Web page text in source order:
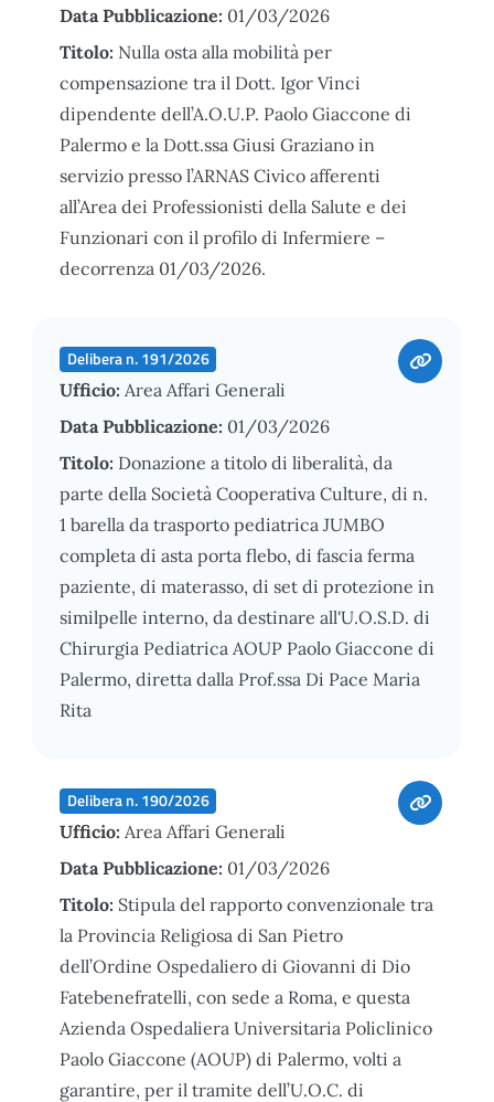
Data Pubblicazione: 01/03/2026
Titolo: Nulla osta alla mobilità per
compensazione tra il Dott. Igor Vinci
dipendente dell’A.O.U.P. Paolo Giaccone di
Palermo e la Dott.ssa Giusi Graziano in
servizio presso l’ARNAS Civico afferenti
all’Area dei Professionisti della Salute e dei
Funzionari con il profilo di Infermiere –
decorrenza 01/03/2026.
Delibera n. 191/2026
Ufficio: Area Affari Generali
Data Pubblicazione: 01/03/2026
Titolo: Donazione a titolo di liberalità, da
parte della Società Cooperativa Culture, di n.
1 barella da trasporto pediatrica JUMBO
completa di asta porta flebo, di fascia ferma
paziente, di materasso, di set di protezione in
similpelle interno, da destinare all'U.O.S.D. di
Chirurgia Pediatrica AOUP Paolo Giaccone di
Palermo, diretta dalla Prof.ssa Di Pace Maria
Rita
Delibera n. 190/2026
Ufficio: Area Affari Generali
Data Pubblicazione: 01/03/2026
Titolo: Stipula del rapporto convenzionale tra
la Provincia Religiosa di San Pietro
dell’Ordine Ospedaliero di Giovanni di Dio
Fatebenefratelli, con sede a Roma, e questa
Azienda Ospedaliera Universitaria Policlinico
Paolo Giaccone (AOUP) di Palermo, volti a
garantire, per il tramite dell’U.O.C. di